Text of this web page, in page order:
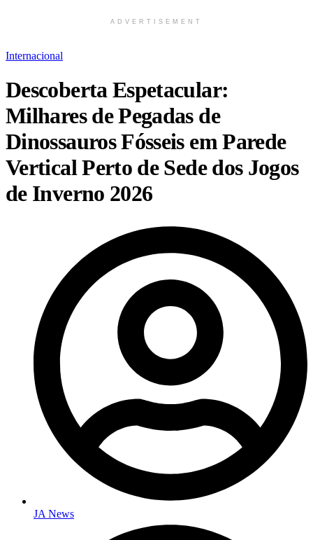
ADVERTISEMENT
Internacional
Descoberta Espetacular:
Milhares de Pegadas de
Dinossauros Fósseis em Parede
Vertical Perto de Sede dos Jogos
de Inverno 2026
JA News